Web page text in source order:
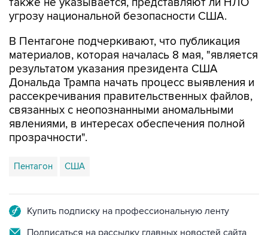
угрозу национальной безопасности США.
В Пентагоне подчеркивают, что публикация
материалов, которая началась 8 мая, "является
результатом указания президента США
Дональда Трампа начать процесс выявления и
рассекречивания правительственных файлов,
связанных с неопознанными аномальными
явлениями, в интересах обеспечения полной
прозрачности".
Пентагон США
Купить подписку на профессиональную ленту
Подписаться на рассылку главных новостей сайта